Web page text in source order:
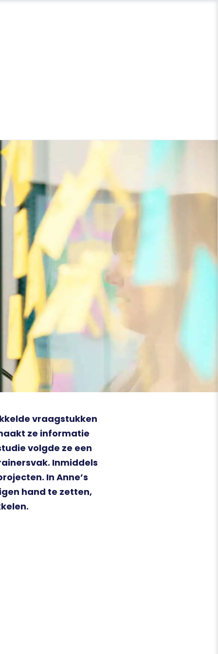
vraagstukken
ze informatie
volgde ze een
Inmiddels
In Anne’s
hand te zetten,